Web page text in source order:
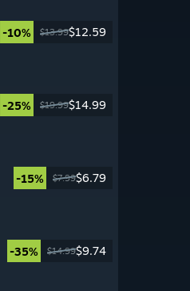
-10% $13.99$12.59
-25% $19.99$14.99
-15% $7.99$6.79
-35% $14.99$9.74